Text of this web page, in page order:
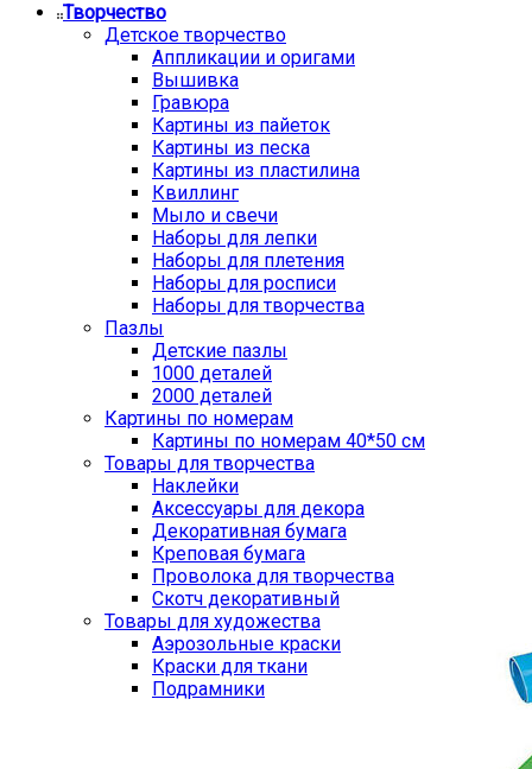
Творчество
Детское творчество
Аппликации и оригами
Вышивка
Гравюра
Картины из пайеток
Картины из песка
Картины из пластилина
Квиллинг
Мыло и свечи
Наборы для лепки
Наборы для плетения
Наборы для росписи
Наборы для творчества
Пазлы
Детские пазлы
1000 деталей
2000 деталей
Картины по номерам
Картины по номерам 40*50 см
Товары для творчества
Наклейки
Аксессуары для декора
Декоративная бумага
Креповая бумага
Проволока для творчества
Скотч декоративный
Товары для художества
Аэрозольные краски
Краски для ткани
Подрамники